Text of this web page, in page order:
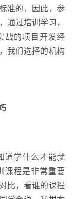
准的，因此，参
通过培训学习，
战的项目开发经
我们选择的机构
道学什么才能就
课程是非常重要
比，看谁的课程